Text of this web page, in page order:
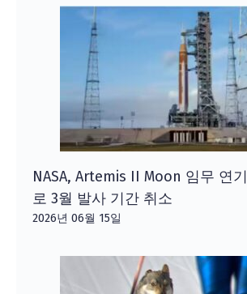
NASA, Artemis II Moon 임무 연
로 3월 발사 기간 취소
2026년 06월 15일